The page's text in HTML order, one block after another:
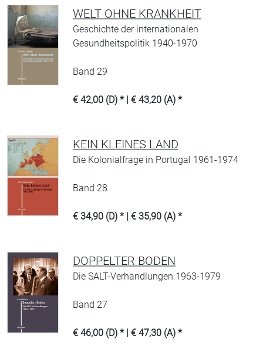
WELT OHNE KRANKHEIT
Geschichte der internationalen
Gesundheitspolitik 1940-1970
Band 29
€ 42,00 (D) * | € 43,20 (A) *
KEIN KLEINES LAND
Die Kolonialfrage in Portugal 1961-1974
Band 28
€ 34,90 (D) * | € 35,90 (A) *
DOPPELTER BODEN
Die SALT-Verhandlungen 1963-1979
Band 27
€ 46,00 (D) * | € 47,30 (A) *